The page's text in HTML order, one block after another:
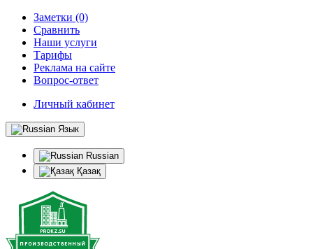
Заметки (0)
Сравнить
Наши услуги
Тарифы
Реклама на сайте
Вопрос-ответ
Личный кабинет
Язык
Russian
Қазақ